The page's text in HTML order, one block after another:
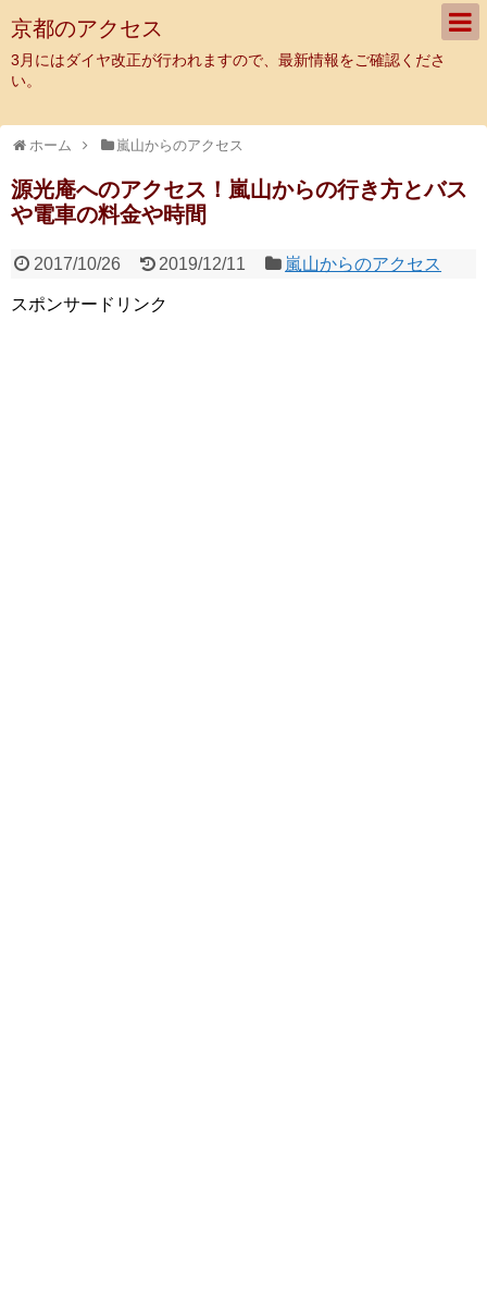
京都のアクセス
3月にはダイヤ改正が行われますので、最新情報をご確認くださ
い。
ホーム 嵐山からのアクセス
源光庵へのアクセス！嵐山からの行き方とバス
や電車の料金や時間
2017/10/26 2019/12/11 嵐山からのアクセス
スポンサードリンク